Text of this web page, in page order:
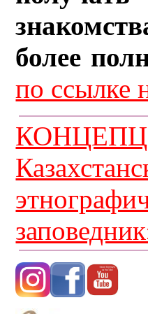
более
по ссылке